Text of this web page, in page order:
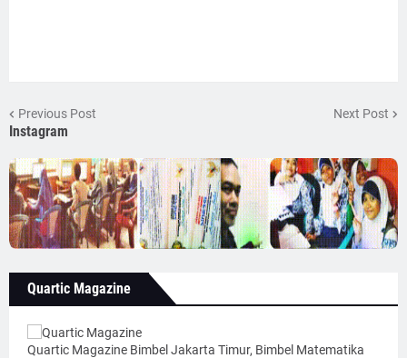
Previous Post Next Post
Instagram
Quartic Magazine
Quartic Magazine Bimbel Jakarta Timur, Bimbel Matematika